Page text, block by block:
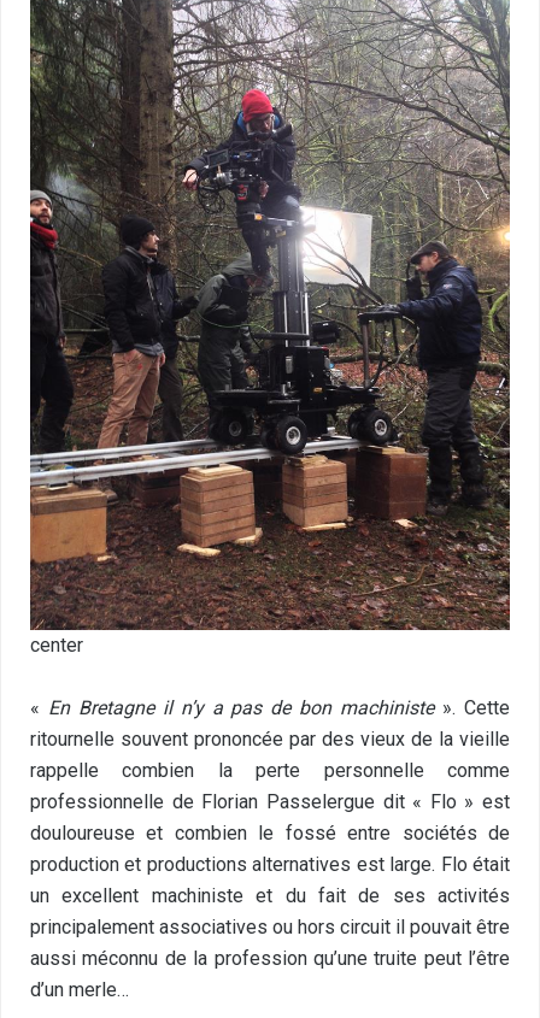
center
« En Bretagne il n’y a pas de bon machiniste». Cette
ritournelle souvent prononcée par des vieux de la vieille
rappelle combien la perte personnelle comme
professionnelle de Florian Passelergue dit « Flo » est
douloureuse et combien le fossé entre sociétés de
production et productions alternatives est large. Flo était
un excellent machiniste et du fait de ses activités
principalement associatives ou hors circuit il pouvait être
aussi méconnu de la profession qu’une truite peut l’être
d’un merle…